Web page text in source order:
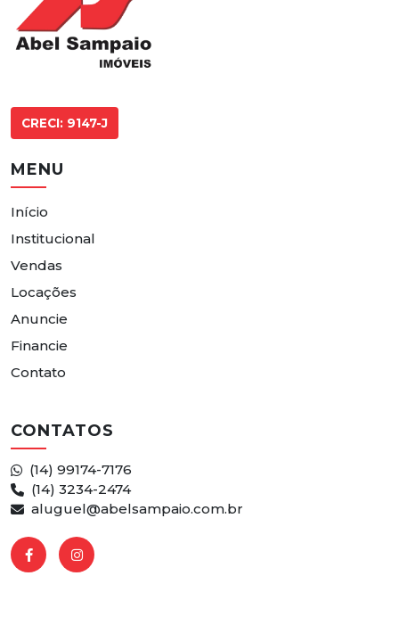
CRECI: 9147-J
MENU
Início
Institucional
Vendas
Locações
Anuncie
Financie
Contato
CONTATOS
(14) 99174-7176
(14) 3234-2474
aluguel@abelsampaio.com.br